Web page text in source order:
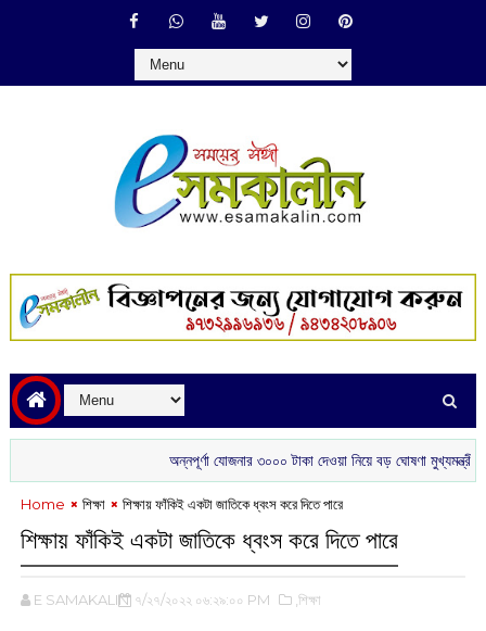
অন্নপূর্ণা যোজনার ৩০০০ টাকা দেওয়া নিয়ে বড় ঘোষণা মুখ্যমন্ত্রীর
Home শিক্ষা শিক্ষায় ফাঁকিই একটা জাতিকে ধ্বংস করে দিতে পারে
শিক্ষায় ফাঁকিই একটা জাতিকে ধ্বংস করে দিতে পারে
E SAMAKALIN ৭/২৭/২০২২ ০৬:২৯:০০ PM ,শিক্ষা